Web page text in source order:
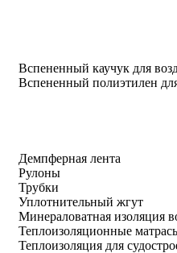
Вспененный каучук для
Вспененный полиэтилен
Демпферная лента
Рулоны
Трубки
Уплотнительный жгут
Минераловатная изоляция
Теплоизоляционные
Теплоизоляция для